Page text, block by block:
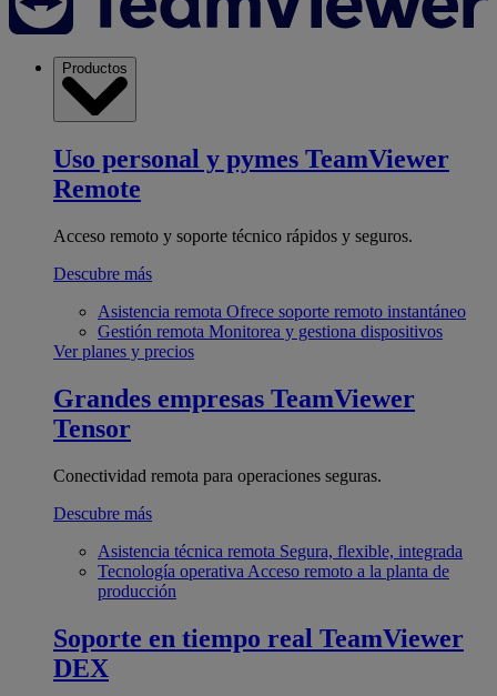
Productos
Uso personal y pymes TeamViewer
Remote
Acceso remoto y soporte técnico rápidos y seguros.
Descubre más
Asistencia remota Ofrece soporte remoto instantáneo
Gestión remota Monitorea y gestiona dispositivos
Ver planes y precios
Grandes empresas TeamViewer
Tensor
Conectividad remota para operaciones seguras.
Descubre más
Asistencia técnica remota Segura, flexible, integrada
Tecnología operativa Acceso remoto a la planta de
producción
Soporte en tiempo real TeamViewer
DEX